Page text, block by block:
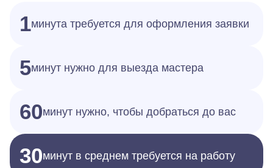
1минута требуется для оформления заявки
5минут нужно для выезда мастера
60минут нужно, чтобы добраться до вас
30минут в среднем требуется на работу